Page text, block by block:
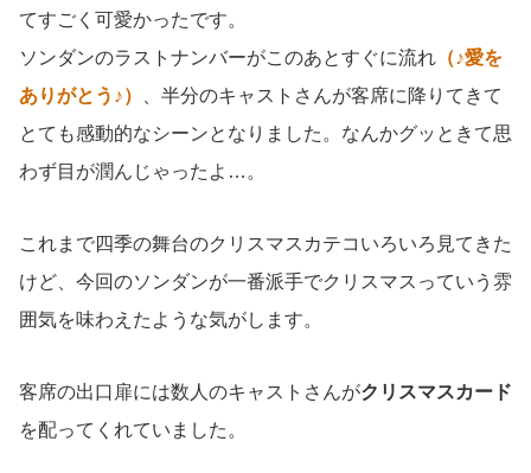
てすごく可愛かったです。
ソンダンのラストナンバーがこのあとすぐに流れ （♪愛を
ありがとう♪）
、半分のキャストさんが客席に降りてきて
とても感動的なシーンとなりました。なんかグッときて思
わず目が潤んじゃったよ…。
これまで四季の舞台のクリスマスカテコいろいろ見てきた
けど、今回のソンダンが一番派手でクリスマスっていう雰
囲気を味わえたような気がします。
客席の出口扉には数人のキャストさんがクリスマスカード
を配ってくれていました。